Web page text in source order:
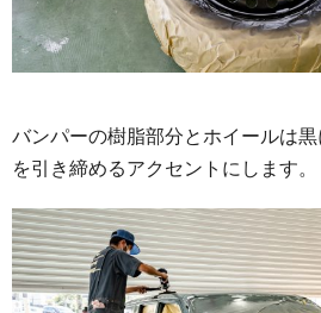
バンパーの樹脂部分とホイールは
を引き締めるアクセントにします。